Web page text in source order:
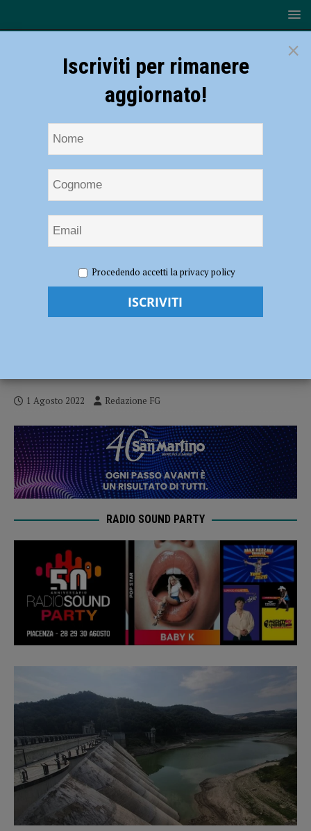
ormai all’asciutto, Veneziani: “Ma in questi mesi ha sostenuto l’intero
comparto agricolo”
Diga del Molato ormai all’asciutto,
1 Agosto 2022 Redazione FG
RADIO SOUND PARTY
×
Iscriviti per rimanere
aggiornato!
Procedendo accetti la privacy policy